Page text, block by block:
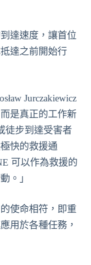
達速度，讓首位
達之前開始行
Jurczakiewicz
是真正的工作新
徒步到達受害者
快的救援通
可以作為救援的
。」
使命相符，即重
用於各種任務，